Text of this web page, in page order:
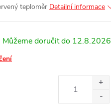
teploměr Detailní informace
12.8.2026